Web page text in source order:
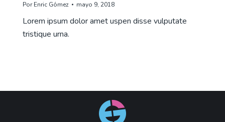
PorEnric Gómez mayo 9, 2018
Lorem ipsum dolor amet uspen disse vulputate
tristique urna.